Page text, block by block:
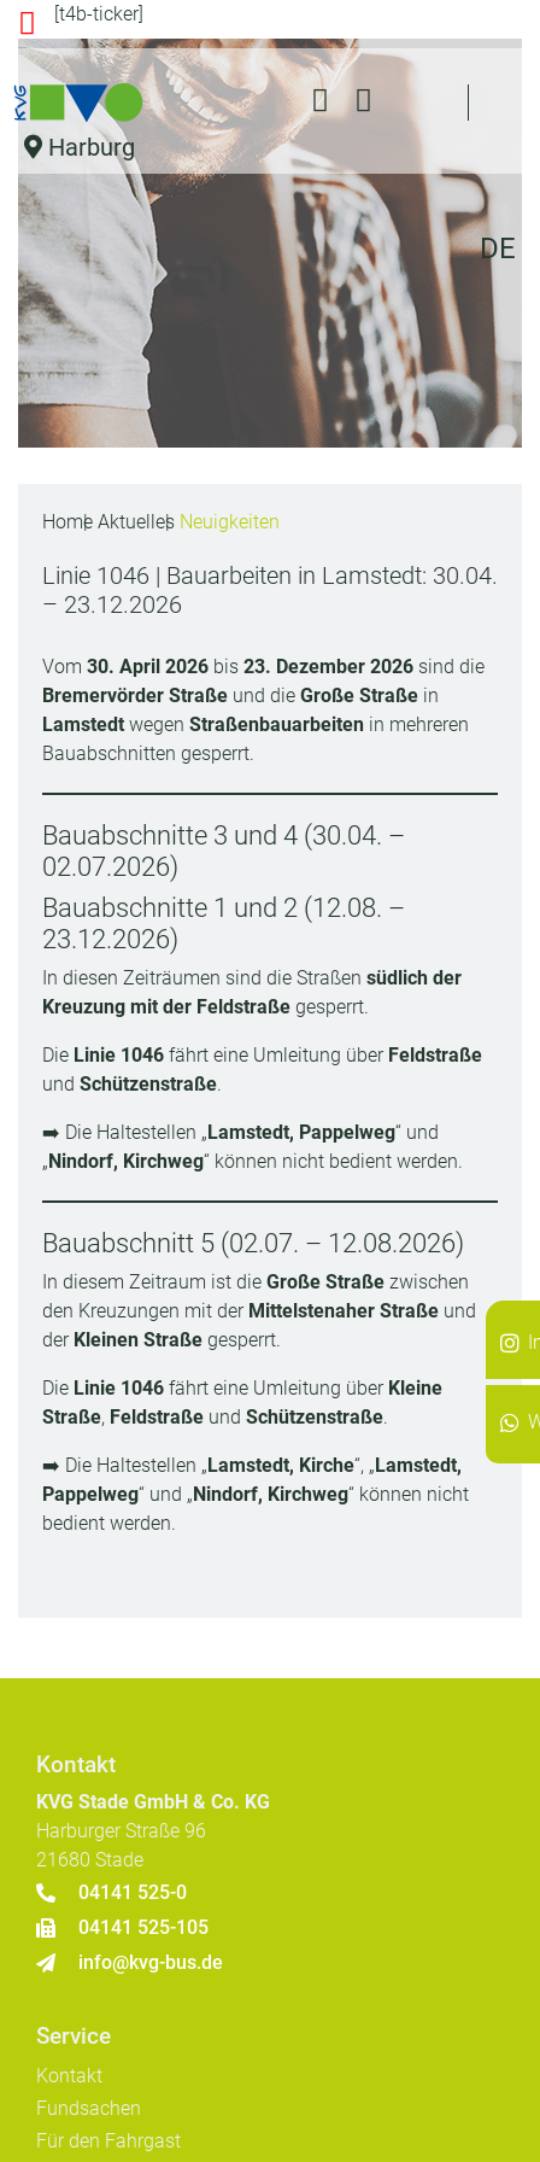
in
[t4b-ticker]
DE
Harburg
Home Aktuelles Neuigkeiten
Linie 1046 | Bauarbeiten in Lamstedt: 30.04.
– 23.12.2026
Vom 30. April 2026 bis 23. Dezember 2026 sind die
Bremervörder Straße und die Große Straße in
Lamstedt wegen Straßenbauarbeiten in mehreren
Bauabschnitten gesperrt.
Bauabschnitte 3 und 4 (30.04. –
02.07.2026)
Bauabschnitte 1 und 2 (12.08. –
23.12.2026)
In diesen Zeiträumen sind die Straßen südlich der
Kreuzung mit der Feldstraße gesperrt.
Die Linie 1046 fährt eine Umleitung über Feldstraße
und Schützenstraße.
➡️ Die Haltestellen „Lamstedt, Pappelweg“ und
„Nindorf, Kirchweg“ können nicht bedient werden.
Bauabschnitt 5 (02.07. – 12.08.2026)
In diesem Zeitraum ist die Große Straße zwischen
den Kreuzungen mit der Mittelstenaher Straße und
der Kleinen Straße gesperrt.
Die Linie 1046 fährt eine Umleitung über Kleine
Straße, Feldstraße und Schützenstraße.
➡️ Die Haltestellen „Lamstedt, Kirche“, „Lamstedt,
Pappelweg“ und „Nindorf, Kirchweg“ können nicht
bedient werden.
Kontakt
KVG Stade GmbH & Co. KG
Harburger Straße 96
21680 Stade
04141 525-0
04141 525-105
info@kvg-bus.de
Service
Kontakt
Fundsachen
Für den Fahrgast